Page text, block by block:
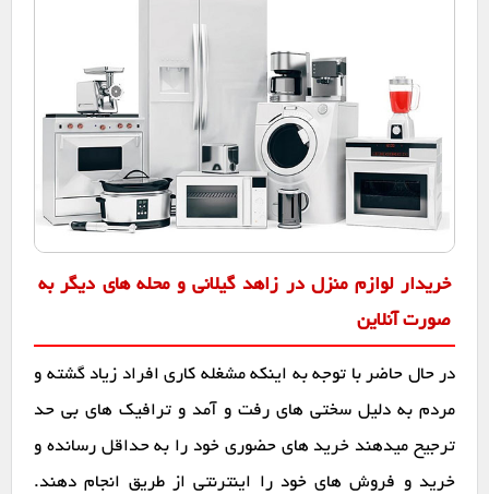
خریدار لوازم منزل در زاهد گیلانی و محله های دیگر به
صورت آنلاین
در حال حاضر با توجه به اینکه مشغله کاری افراد زیاد گشته و
مردم به دلیل سختی های رفت و آمد و ترافیک های بی حد
ترجیح میدهند خرید های حضوری خود را به حداقل رسانده و
خرید و فروش های خود را اینترنتی از طریق انجام دهند.